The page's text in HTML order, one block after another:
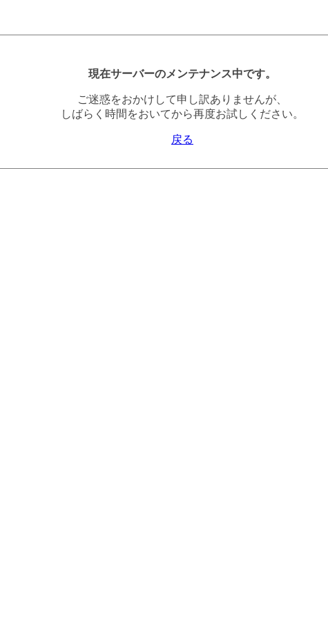
現在サーバーのメンテナンス中です。
ご迷惑をおかけして申し訳ありませんが、
しばらく時間をおいてから再度お試しください。
戻る